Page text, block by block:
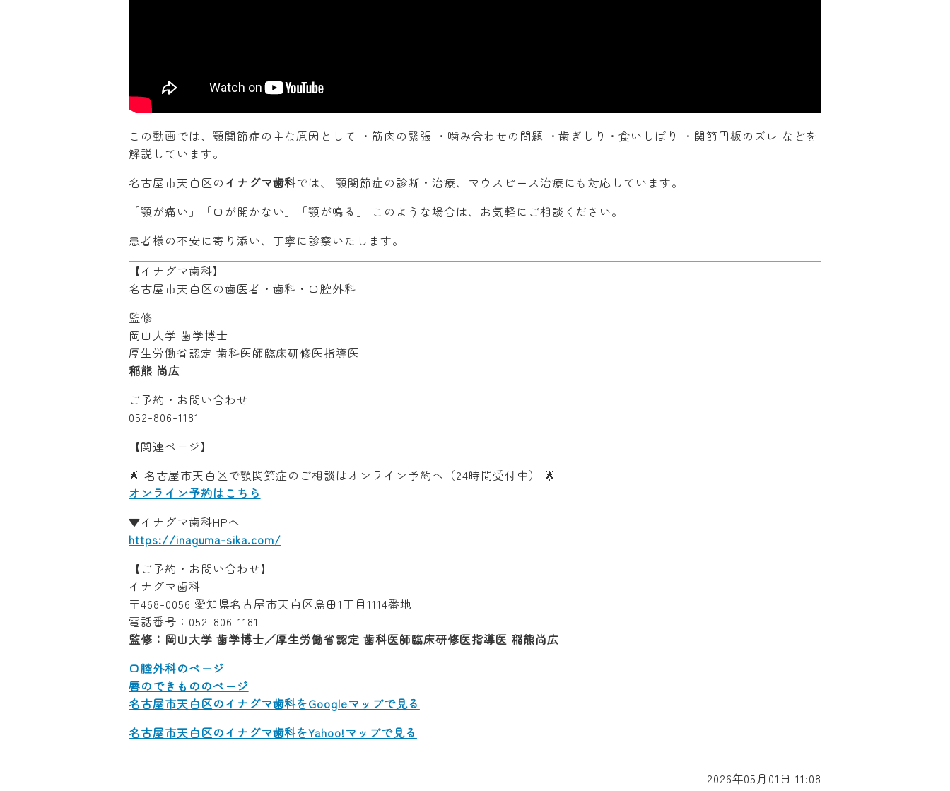
この動画では、顎関節症の主な原因として ・筋肉の緊張 ・噛み合わせの問題 ・歯ぎしり・食いしばり ・関節円板のズレ などを
解説しています。
名古屋市天白区の イナグマ歯科では、 顎関節症の診断・治療、マウスピース治療にも対応しています。
「顎が痛い」「口が開かない」「顎が鳴る」 このような場合は、お気軽にご相談ください。
患者様の不安に寄り添い、丁寧に診察いたします。
【イナグマ歯科】
名古屋市天白区の歯医者・歯科・口腔外科
監修
岡山大学 歯学博士
厚生労働省認定 歯科医師臨床研修医指導医
稲熊 尚広
ご予約・お問い合わせ
052-806-1181
【関連ページ】
🌟 名古屋市天白区で顎関節症のご相談はオンライン予約へ（24時間受付中） 🌟
オンライン予約はこちら
▼イナグマ歯科HPへ
https://inaguma-sika.com/
【ご予約・お問い合わせ】
イナグマ歯科
〒468-0056 愛知県名古屋市天白区島田1丁目1114番地
電話番号：052-806-1181
監修：岡山大学 歯学博士／厚生労働省認定 歯科医師臨床研修医指導医 稲熊尚広
口腔外科のページ
唇のできもののページ
名古屋市天白区のイナグマ歯科をGoogleマップで見る
名古屋市天白区のイナグマ歯科をYahoo!マップで見る
2026年05月01日 11:08